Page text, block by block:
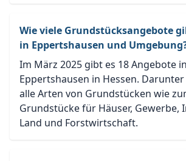
Wie viele Grundstücksangebote
in Eppertshausen und
Im März 2025 gibt es 18 Angebote
Eppertshausen in Hessen.
alle Arten von Grundstücken wie
Grundstücke für Häuser, Gewerbe,
Land und Forstwirtschaft.